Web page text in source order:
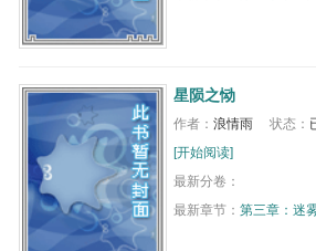
星陨之恸
作者： 浪情雨 状态：
[开始阅读]
最新分卷：
最新章节： 第三章：迷